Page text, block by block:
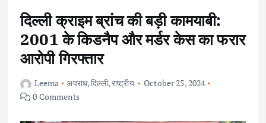
दिल्ली क्राइम ब्रांच की बड़ी कामयाबी:
2001 के किडनैप और मर्डर केस का फरार
आरोपी गिरफ्तार
Leema अपराध,दिल्ली,राष्ट्रीय
October 25, 2024
0 Comments